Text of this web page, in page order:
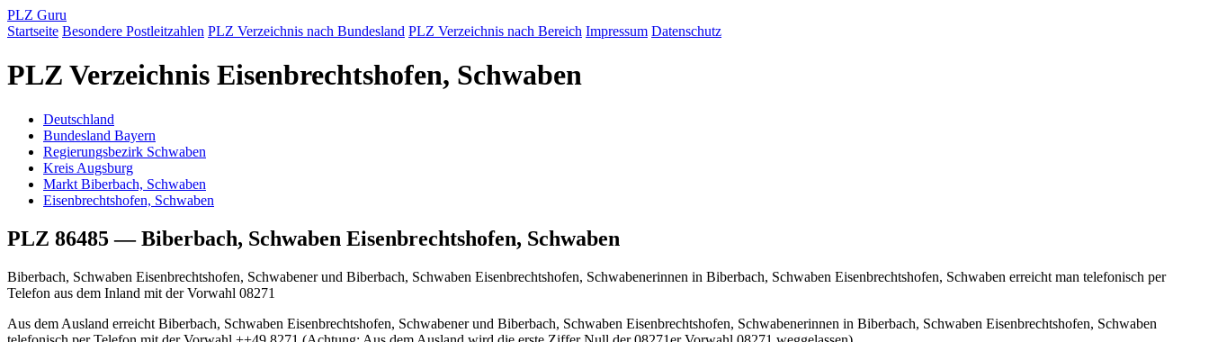
PLZ Guru
Startseite Besondere Postleitzahlen PLZ Verzeichnis nach Bundesland PLZ Verzeichnis nach Bereich Impressum Datenschutz
PLZ Verzeichnis Eisenbrechtshofen, Schwaben
Deutschland
Bundesland Bayern
Regierungsbezirk Schwaben
Kreis Augsburg
Markt Biberbach, Schwaben
Eisenbrechtshofen, Schwaben
PLZ 86485 — Biberbach, Schwaben Eisenbrechtshofen, Schwaben
Biberbach, Schwaben Eisenbrechtshofen, Schwabener und Biberbach, Schwaben Eisenbrechtshofen, Schwabenerinnen in Biberbach, Schwaben Eisenbrechtshofen, Schwaben erreicht man telefonisch per
Telefon aus dem Inland mit der Vorwahl 08271
Aus dem Ausland erreicht Biberbach, Schwaben Eisenbrechtshofen, Schwabener und Biberbach, Schwaben Eisenbrechtshofen, Schwabenerinnen in Biberbach, Schwaben Eisenbrechtshofen, Schwaben